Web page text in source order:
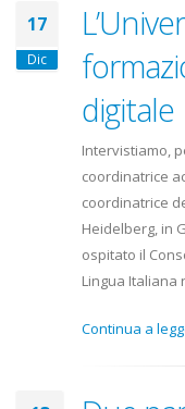
17
Dic
digitale
Intervistiamo,
coordinatrice
coordinatrice
Heidelberg, in
ospitato il
Lingua Italiana
Continua a